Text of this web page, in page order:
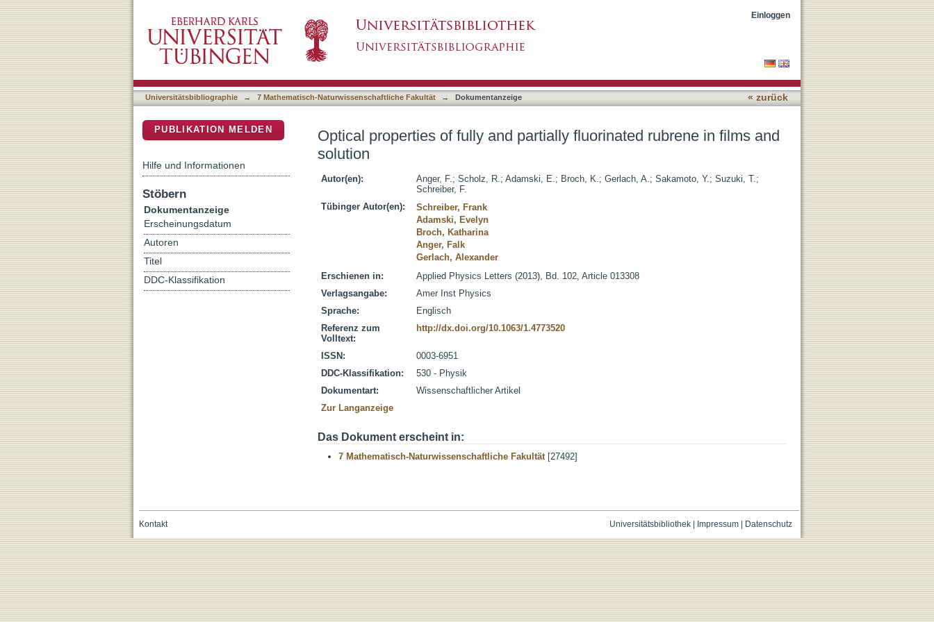
Einloggen
Universitätsbibliographie → 7 Mathematisch-Naturwissenschaftliche Fakultät → Dokumentanzeige « zurück
Optical properties of fully and partially fluorinated rubrene in films and
solution
Autor(en): Anger, F.; Scholz, R.; Adamski, E.; Broch, K.; Gerlach, A.; Sakamoto, Y.; Suzuki, T.;
Schreiber, F.
Tübinger Autor(en):
Schreiber, Frank
Adamski, Evelyn
Broch, Katharina
Anger, Falk
Gerlach, Alexander
Erschienen in:
Applied Physics Letters (2013), Bd. 102, Article 013308
Verlagsangabe:
Amer Inst Physics
Sprache:
Englisch
Referenz zum
Volltext:
http://dx.doi.org/10.1063/1.4773520
ISSN:
0003-6951
DDC-Klassifikation:
530 - Physik
Dokumentart:
Wissenschaftlicher Artikel
Zur Langanzeige
Das Dokument erscheint in:
7 Mathematisch-Naturwissenschaftliche Fakultät[27492]
PUBLIKATION MELDEN
Hilfe und Informationen
Stöbern
Dokumentanzeige
Erscheinungsdatum
Autoren
Titel
DDC-Klassifikation
Universitätsbibliothek| Impressum| Datenschutz
Kontakt